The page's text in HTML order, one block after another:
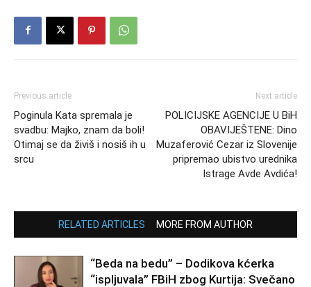
Previous article
Poginula Kata spremala je
svadbu: Majko, znam da boli!
Otimaj se da živiš i nosiš ih u
srcu
Next article
POLICIJSKE AGENCIJE U BiH
OBAVIJEŠTENE: Dino
Muzaferović Cezar iz Slovenije
pripremao ubistvo urednika
Istrage Avde Avdića!
RELATED ARTICLES MORE FROM AUTHOR
“Beda na bedu” – Dodikova kćerka
“ispljuvala” FBiH zbog Kurtija: Svečano